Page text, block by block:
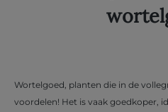
Wortelgoed, planten die in de
voordelen! Het is vaak goedkoper,